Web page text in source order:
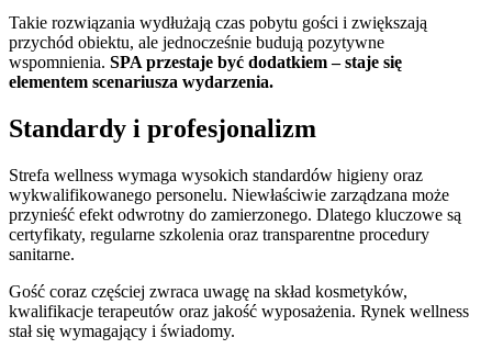
Takie rozwiązania wydłużają czas pobytu gości i zwiększają
przychód obiektu, ale jednocześnie budują pozytywne
wspomnienia. SPA przestaje być dodatkiem – staje się
elementem scenariusza wydarzenia.
Standardy i profesjonalizm
Strefa wellness wymaga wysokich standardów higieny oraz
wykwalifikowanego personelu. Niewłaściwie zarządzana może
przynieść efekt odwrotny do zamierzonego. Dlatego kluczowe są
certyfikaty, regularne szkolenia oraz transparentne procedury
sanitarne.
Gość coraz częściej zwraca uwagę na skład kosmetyków,
kwalifikacje terapeutów oraz jakość wyposażenia. Rynek wellness
stał się wymagający i świadomy.